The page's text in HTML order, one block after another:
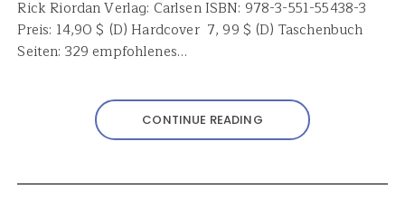
Rick Riordan Verlag: Carlsen ISBN: 978-3-551-55438-3
Preis: 14,90 $ (D) Hardcover 7, 99 $ (D) Taschenbuch
Seiten: 329 empfohlenes…
CONTINUE READING